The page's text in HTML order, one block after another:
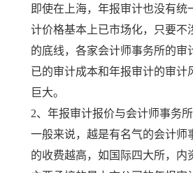
即使在上海，年报审计也没有统
计价格基本上已市场化，只要不
的底线，各家会计师事务所的审
已的审计成本和年报审计的审计
巨大。
2、年报审计报价与会计师事务
一般来说，越是有名气的会计师
的收费越高，如国际四大所，内